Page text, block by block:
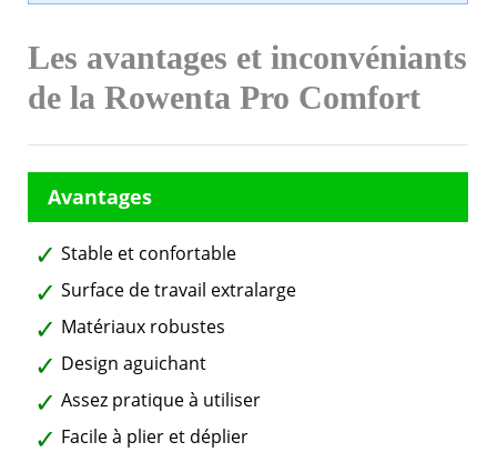
Les avantages et inconvéniants
de la Rowenta Pro Comfort
Stable et confortable
Surface de travail extralarge
Matériaux robustes
Design aguichant
Assez pratique à utiliser
Facile à plier et déplier